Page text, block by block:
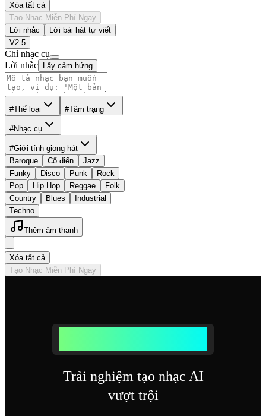
Xóa tất cả
Tạo Nhạc Miễn Phí Ngay
Lời nhắc
Lời bài hát tự viết
V2.5
Chỉ nhạc cụ
Lời nhắc
Lấy cảm hứng
#Thể loại #Tâm trạng
#Nhạc cụ
#Giới tính giọng hát
Baroque
Cổ điển
Jazz
Funky
Disco Punk
Rock
Pop
Hip Hop Reggae
Folk
Country
Blues
Industrial
Techno
Thêm âm thanh
Xóa tất cả
Tạo Nhạc Miễn Phí Ngay
Trải nghiệm tạo nhạc AI
vượt trội